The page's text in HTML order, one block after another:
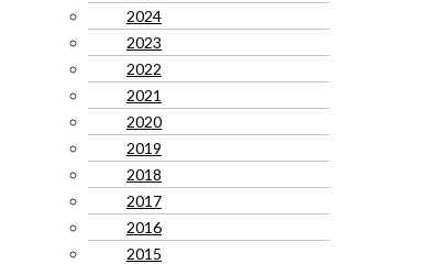
2024
2023
2022
2021
2020
2019
2018
2017
2016
2015